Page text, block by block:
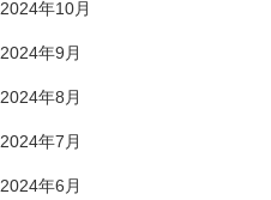
2024年10月
2024年9月
2024年8月
2024年7月
2024年6月